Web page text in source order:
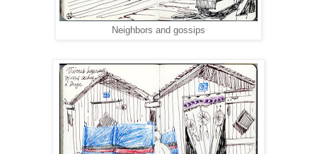
Neighbors and gossips